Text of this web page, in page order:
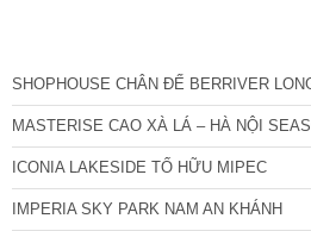
SHOPHOUSE CHÂN ĐẾ BERRIVER
MASTERISE CAO XÀ LÁ – HÀ NỘI
ICONIA LAKESIDE TỐ HỮU MIPEC
IMPERIA SKY PARK NAM AN KHÁNH